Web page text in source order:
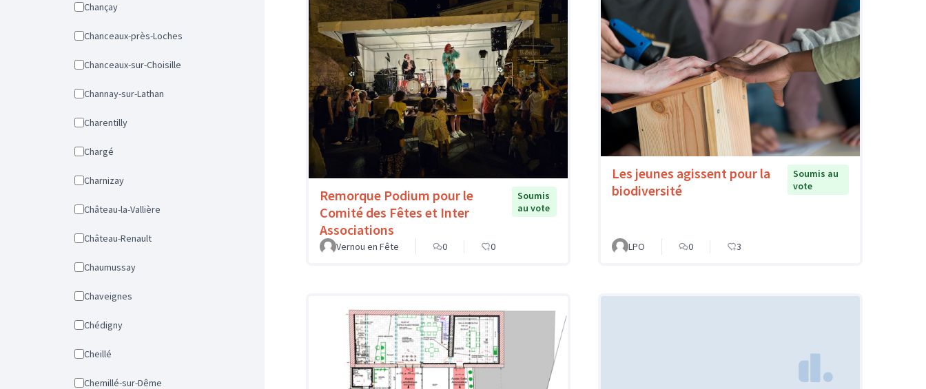
Chançay
Chanceaux-près-Loches
Chanceaux-sur-Choisille
Channay-sur-Lathan
Charentilly
Chargé
Charnizay
Château-la-Vallière
Château-Renault
Chaumussay
Chaveignes
Chédigny
Cheillé
Chemillé-sur-Dême
Remorque Podium pour le
Comité des Fêtes et Inter
Associations
Soumis
au vote
Vernou en Fête 0 0
Les jeunes agissent pour la
biodiversité
Soumis au
vote
LPO 0 3